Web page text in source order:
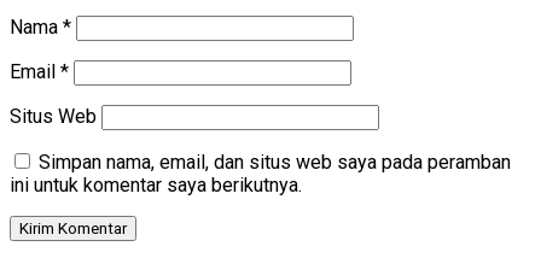
Nama *
Email *
Situs Web
Simpan nama, email, dan situs web saya pada peramban
ini untuk komentar saya berikutnya.